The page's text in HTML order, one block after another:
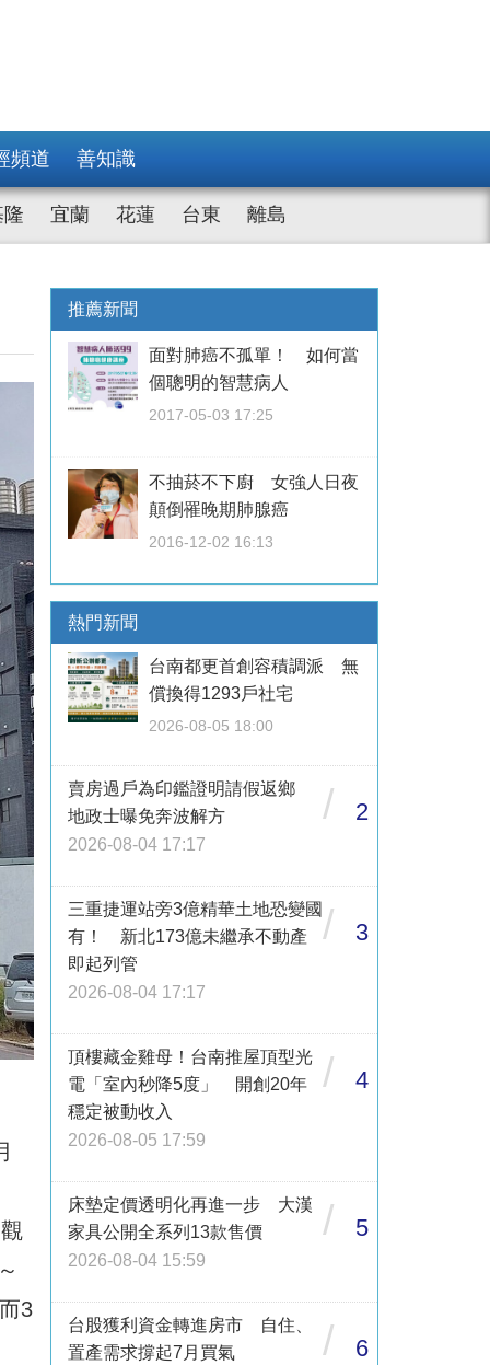
頻道 善知識
隆 宜蘭 花蓮 台東 離島
3
推薦新聞
面對肺癌不孤單！ 如何當
個聰明的智慧病人
2017-05-03 17:25
不抽菸不下廚 女強人日夜
顛倒罹晚期肺腺癌
2016-12-02 16:13
熱門新聞
台南都更首創容積調派 無
償換得1293戶社宅
2026-08-05 18:00
賣房過戶為印鑑證明請假返鄉
地政士曝免奔波解方
2026-08-04 17:17
/ 2
三重捷運站旁3億精華土地恐變國
有！ 新北173億未繼承不動產
即起列管
2026-08-04 17:17
/ 3
頂樓藏金雞母！台南推屋頂型光
電「室內秒降5度」 開創20年
穩定被動收入
2026-08-05 17:59
/ 4
床墊定價透明化再進一步 大漢
家具公開全系列13款售價
2026-08-04 15:59
/ 5
台股獲利資金轉進房市 自住、
置產需求撐起7月買氣
/ 6